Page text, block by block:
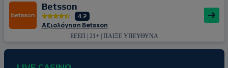
Betsson
4.2
Αξιολόγηση Betsson
ΕΕΕΠ | 21+ | ΠΑΙΞΕ ΥΠΕΥΘΥΝΑ